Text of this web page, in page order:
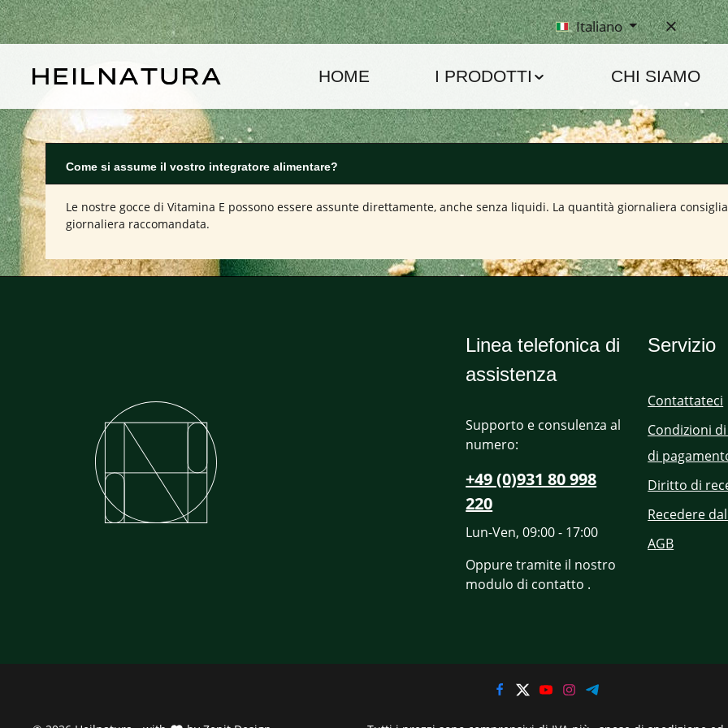
al contenuto principale
Passa alla navigazione principale Italiano
HOME I PRODOTTI CHI SIAMO
Come si assume il vostro integratore alimentare?
Le nostre gocce di Vitamina E possono essere assunte direttamente, anche senza liquidi. La quantità giornaliera
giornaliera raccomandata.
Linea telefonica di
assistenza
Supporto e consulenza al
numero:
+49 (0)931 80 998
220
Lun-Ven, 09:00 - 17:00
Oppure tramite il nostro
modulo di contatto .
Servizio
Contattateci
Condizioni
di
Diritto di
Recedere
AGB